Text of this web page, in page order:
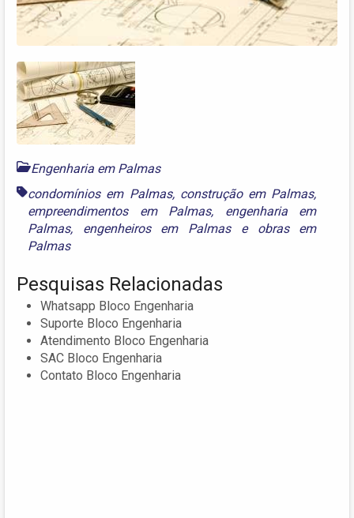
Engenharia em Palmas
condomínios em Palmas, construção em Palmas,
empreendimentos em Palmas, engenharia em
Palmas, engenheiros em Palmase obras em
Palmas
Pesquisas Relacionadas
Whatsapp Bloco Engenharia
Suporte Bloco Engenharia
Atendimento Bloco Engenharia
SAC Bloco Engenharia
Contato Bloco Engenharia